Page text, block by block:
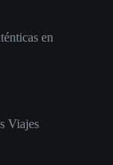
en
Viajes